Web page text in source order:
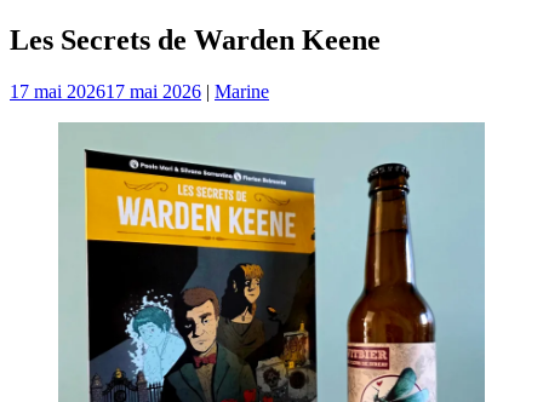
Les Secrets de Warden Keene
17 mai 202617 mai 2026 | Marine